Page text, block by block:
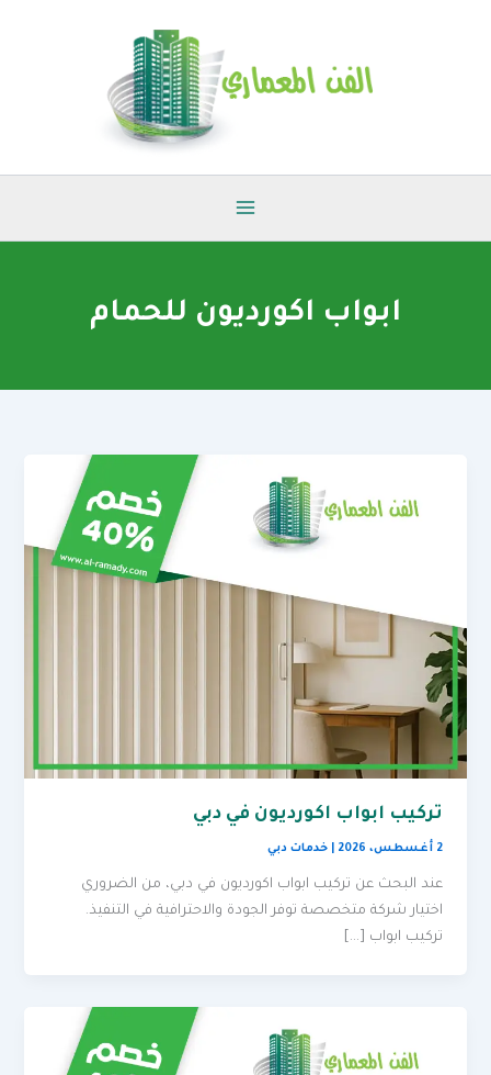
ابواب اكورديون للحمام
تركيب ابواب اكورديون في دبي
2 أغسطس، 2026 |خدمات دبي
عند البحث عن تركيب ابواب اكورديون في دبي، من الضروري
اختيار شركة متخصصة توفر الجودة والاحترافية في التنفيذ.
تركيب ابواب […]